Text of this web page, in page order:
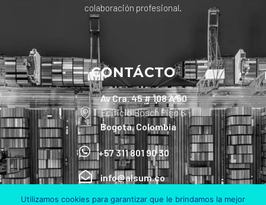
colaboración profesional.
CONTÁCTO
Av Cra. 45 # 108 A 50
Edificio Bosch Piso 6
Bogotá, Colombia
+57 311 801 90 30
info@alsum.co
Utilizamos cookies para garantizar que le brindamos la mejor